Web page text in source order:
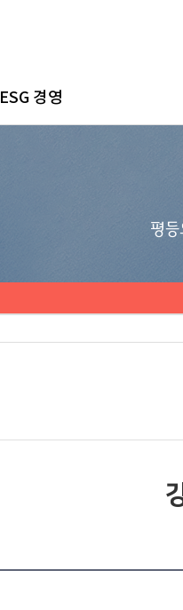
ESG 경영
평